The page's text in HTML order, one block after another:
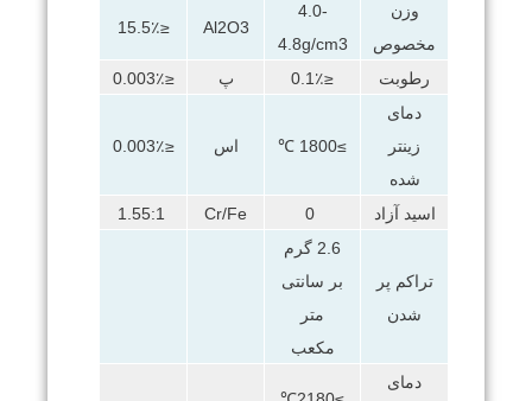
وزن
مخصوص
4.0-
4.8g/cm3
Al2O3 ≤15.5٪
رطوبت ≤0.1٪ پ
≤0.003٪
دمای
زینتر
شده
≥1800 ℃ اس ≤0.003٪
اسید آزاد Cr/Fe
تراکم پر
شدن
2.6 گرم
بر سانتی
متر
مکعب
دمای